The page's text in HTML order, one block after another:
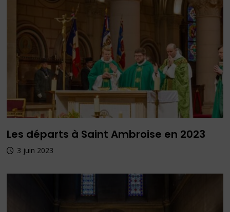
Les départs à Saint Ambroise en 2023
3 juin 2023